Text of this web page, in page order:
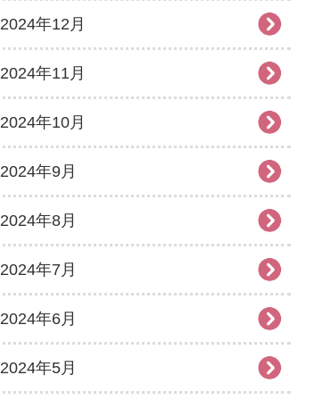
2024年12月
2024年11月
2024年10月
2024年9月
2024年8月
2024年7月
2024年6月
2024年5月